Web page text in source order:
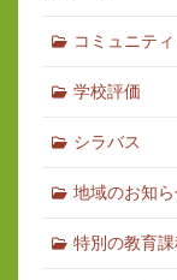
コミュニテ
学校評価
シラバス
地域のお知
特別の教育課